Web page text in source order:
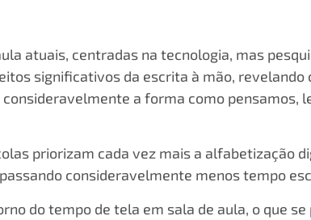
atuais, centradas na tecnologia, mas
significativos da escrita à mão, revelando
a forma como pensamos,
priorizam cada vez mais a alfabetização
consideravelmente menos tempo
do tempo de tela em sala de aula, o que